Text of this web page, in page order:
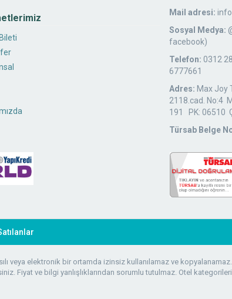
Mail adresi:
Sosyal Medya:
facebook)
Telefon: 0312
6777661
Adres: Max Joy
2118.cad. No:4
191 PK: 06510
Türsab Belge
veya elektronik bir ortamda izinsiz kullanılamaz ve
ve bilgi yanlışlıklarından sorumlu tutulmaz. Otel kategorileri ve